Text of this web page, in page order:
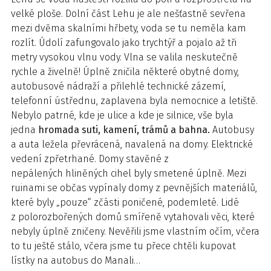
velké ploše. Dolní část Lehu je ale nešťastně sevřena
mezi dvěma skalními hřbety, voda se tu neměla kam
rozlít. Údolí zafungovalo jako trychtýř a pojalo až tři
metry vysokou vlnu vody. Vlna se valila neskutečně
rychle a živelně! Úplně zničila některé obytné domy,
autobusové nádraží a přilehlé technické zázemí,
telefonní ústřednu, zaplavena byla nemocnice a letiště.
Nebylo patrné, kde je ulice a kde je silnice, vše byla
jedna hromada suti, kamení, trámů a bahna. Autobusy
a auta ležela převrácená, navalená na domy. Elektrické
vedení zpřetrhané. Domy stavěné z
nepálených hliněných cihel byly smetené úplně. Mezi
ruinami se občas vypínaly domy z pevnějších materiálů,
které byly „pouze“ zčásti poničené, podemleté. Lidé
z polorozbořených domů smířeně vytahovali věci, které
nebyly úplně zničeny. Nevěřili jsme vlastním očím, včera
to tu ještě stálo, včera jsme tu přece chtěli kupovat
lístky na autobus do Manali…